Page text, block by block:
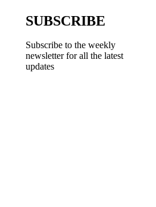
SUBSCRIBE
Subscribe to the weekly
newsletter for all the latest
updates